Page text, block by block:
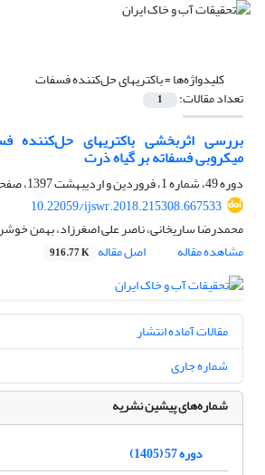
کلیدواژه‌ها =باکتریهای حل‌کننده‌ فسفات
تعداد مقالات: 1
بررسی اثربخشی باکتریهای حل‌کننده
میکروبی فسفاته بر گیاه ذرت
دوره 49، شماره 1، فروردین و اردیبهشت 1397، صفحه
10.22059/ijswr.2018.215308.667533
محمدرضا ساریخانی، ناصر علی اصغرزاد، بهمن
مشاهده مقاله
اصل مقاله 916.77 K
مقالات آماده انتشار
شماره جاری
شماره‌های پیشین نشریه
دوره 57 (1405)